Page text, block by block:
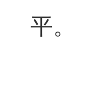
平。